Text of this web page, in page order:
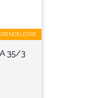
35/3